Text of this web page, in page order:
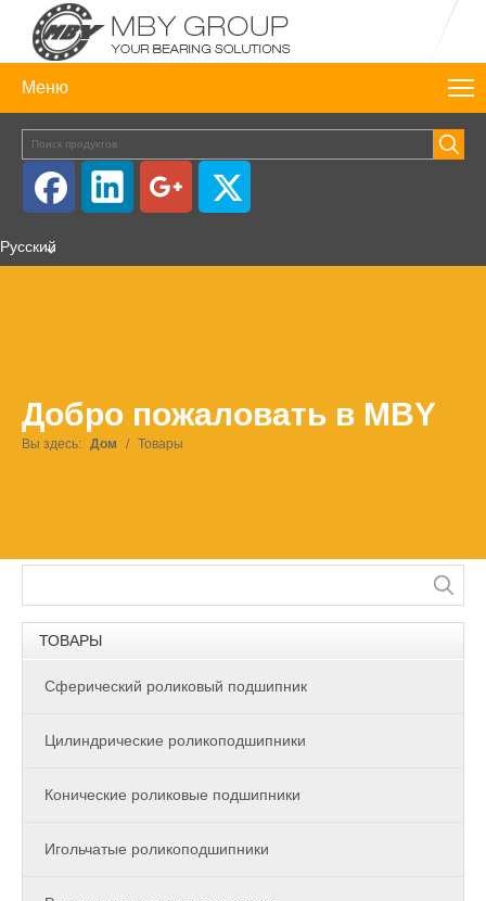
Меню
Pусский
Добро пожаловать в MBY
Вы здесь: Дом / Товары
ТОВАРЫ
Сферический роликовый подшипник
Цилиндрические роликоподшипники
Конические роликовые подшипники
Игольчатые роликоподшипники